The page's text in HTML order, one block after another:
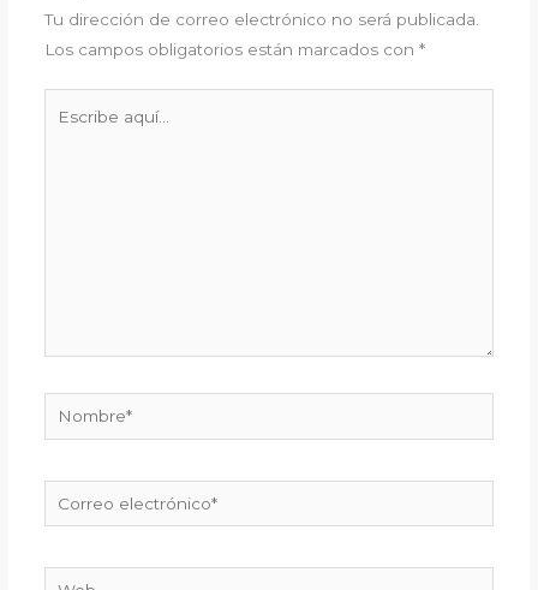
Tu dirección de correo electrónico no será publicada.
Los campos obligatorios están marcados con *
Nombre*
electrónico*